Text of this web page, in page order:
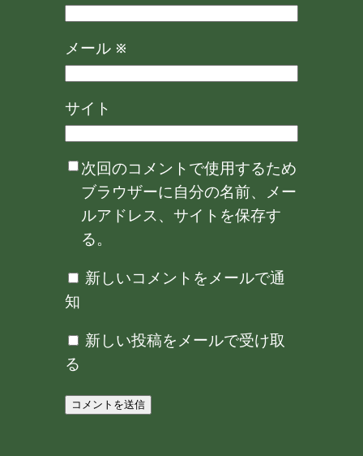
メール ※
サイト
次回のコメントで使用するため
ブラウザーに自分の名前、メー
ルアドレス、サイトを保存す
る。
新しいコメントをメールで通
知
新しい投稿をメールで受け取
る